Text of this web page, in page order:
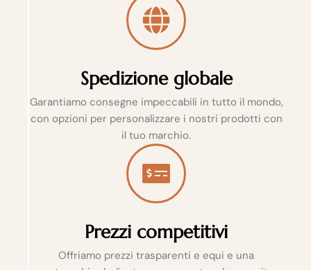
Spedizione globale
Garantiamo consegne impeccabili in tutto il mondo,
con opzioni per personalizzare i nostri prodotti con
il tuo marchio.
Prezzi competitivi
Offriamo prezzi trasparenti e equi e una